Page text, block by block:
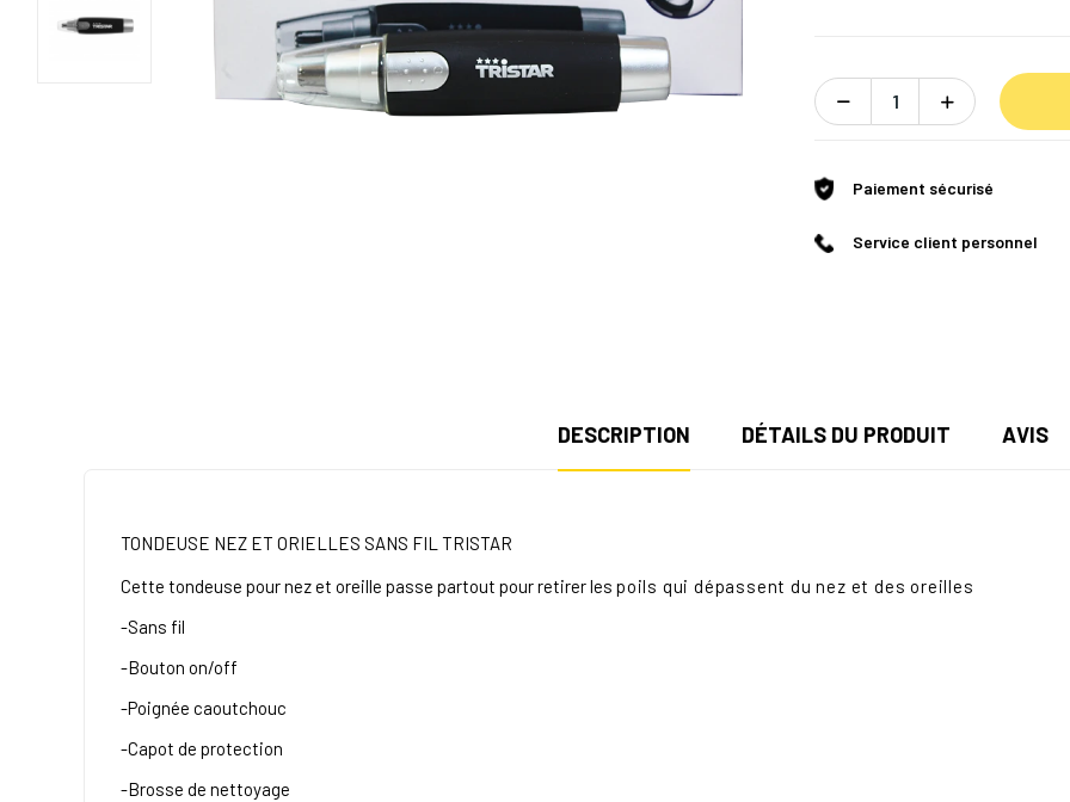
Paiement sécurisé
Service client personnel
DESCRIPTION DÉTAILS DU PRODUIT AVIS
TONDEUSE NEZ ET ORIELLES SANS FIL TRISTAR
Cette tondeuse pour nez et oreille passe partout pour retirer les poils qui dépassent du nez et des oreilles
-Sans fil
-Bouton on/off
-Poignée caoutchouc
-Capot de protection
-Brosse de nettoyage